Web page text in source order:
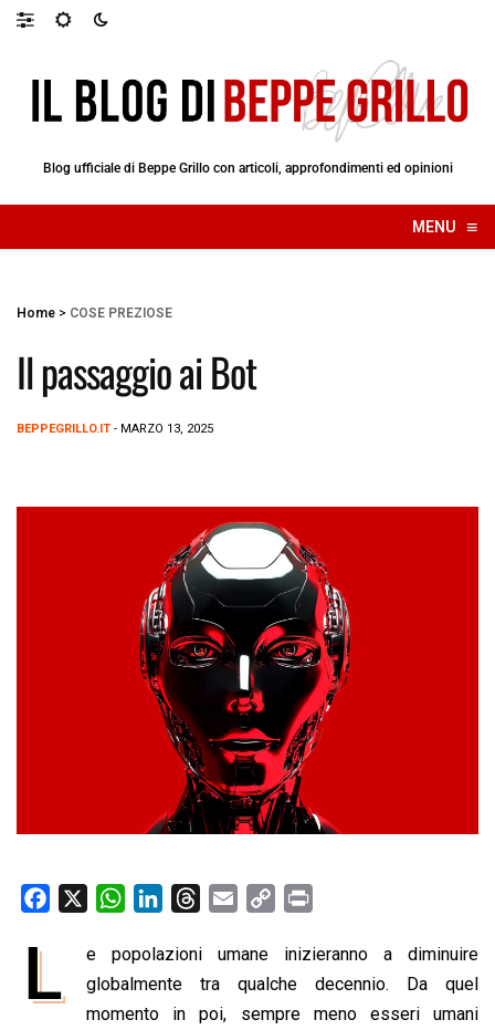
Blog ufficiale di Beppe Grillo con articoli, approfondimenti ed opinioni
MENU ≡
☰
Home > COSE PREZIOSE
Il passaggio ai Bot
BEPPEGRILLO.IT - MARZO 13, 2025
W
a
t
s
n
k
r
e
a
a
i
y
L
i
n
t
L
e popolazioni umane inizieranno a diminuire
globalmente tra qualche decennio. Da quel
momento in poi, sempre meno esseri umani